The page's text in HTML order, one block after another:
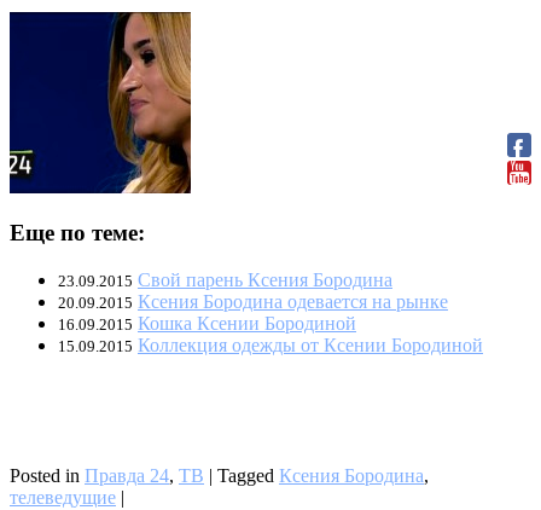
Еще по теме:
23.09.2015 Свой парень Ксения Бородина
20.09.2015 Ксения Бородина одевается на рынке
16.09.2015 Кошка Ксении Бородиной
15.09.2015 Коллекция одежды от Ксении Бородиной
Posted in Правда 24, ТВ | Tagged Ксения Бородина,
телеведущие |